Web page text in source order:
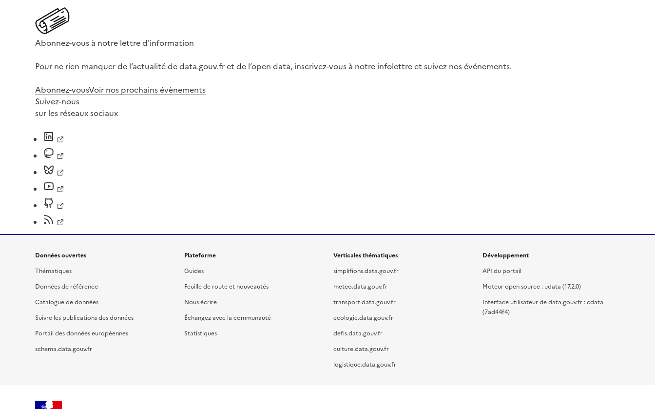
Abonnez-vous à notre lettre d'information
Pour ne rien manquer de l’actualité de data.gouv.fr et de l’open data, inscrivez-vous à notre infolettre et suivez nos événements.
Abonnez-vousVoir nos prochains évènements
Suivez-nous
sur les réseaux sociaux
Données ouvertes
Thématiques
Données de référence
Catalogue de données
Suivre les publications des données
Portail des données européennes
schema.data.gouv.fr
Plateforme
Guides
Feuille de route et nouveautés
Nous écrire
Échangez avec la communauté
Statistiques
Verticales thématiques
simplifions.data.gouv.fr
meteo.data.gouv.fr
transport.data.gouv.fr
ecologie.data.gouv.fr
defis.data.gouv.fr
culture.data.gouv.fr
logistique.data.gouv.fr
Développement
API du portail
Moteur open source : udata (17.2.0)
Interface utilisateur de data.gouv.fr : cdata
(7ad44f4)